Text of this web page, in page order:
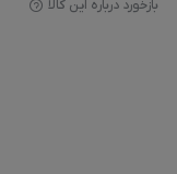
بازخورد درباره این کالا